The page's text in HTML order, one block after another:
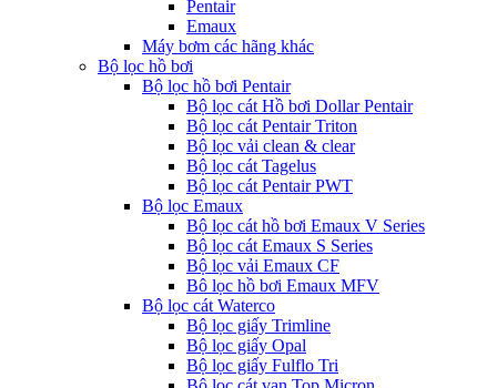
Pentair
Emaux
Máy bơm các hãng khác
Bộ lọc hồ bơi
Bộ lọc hồ bơi Pentair
Bộ lọc cát Hồ bơi Dollar Pentair
Bộ lọc cát Pentair Triton
Bộ lọc vải clean & clear
Bộ lọc cát Tagelus
Bộ lọc cát Pentair PWT
Bộ lọc Emaux
Bộ lọc cát hồ bơi Emaux V Series
Bộ lọc cát Emaux S Series
Bộ lọc vải Emaux CF
Bô lọc hồ bơi Emaux MFV
Bộ lọc cát Waterco
Bộ lọc giấy Trimline
Bộ lọc giấy Opal
Bộ lọc giấy Fulflo Tri